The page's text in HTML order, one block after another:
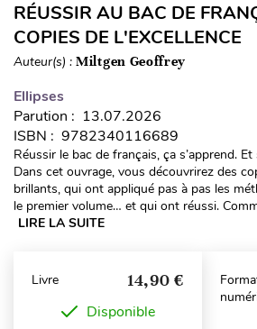
RÉUSSIR AU BAC DE
COPIES DE L'EXCELLENCE
Auteur(s) : Miltgen Geoffrey
Ellipses
Parution : 13.07.2026
ISBN : 9782340116689
Réussir le bac de français, ça s’apprend.
Dans cet ouvrage, vous découvrirez des
brillants, qui ont appliqué pas à pas les
le premier volume… et qui ont réussi.
LIRE LA SUITE
Livre 14,90 €
Disponible